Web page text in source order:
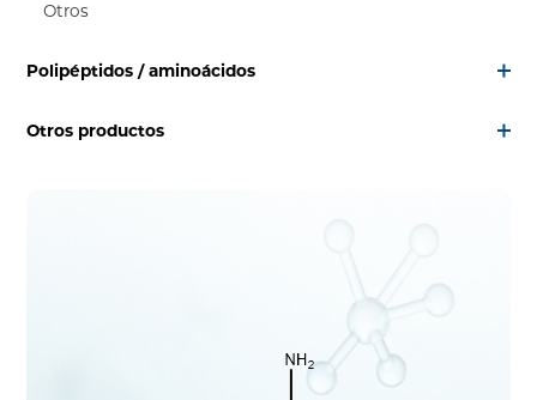
Otros
Polipéptidos / aminoácidos
Otros productos